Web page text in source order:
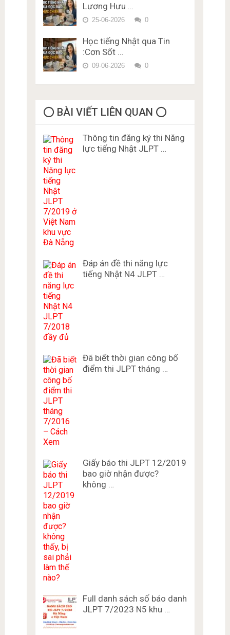
Lương Hưu …
25-06-2026 0
Học tiếng Nhật qua Tin
:Cơn Sốt …
09-06-2026 0
⭕️ BÀI VIẾT LIÊN QUAN ⭕️
Thông tin đăng ký thi Năng
lực tiếng Nhật JLPT …
Đáp án đề thi năng lực
tiếng Nhật N4 JLPT …
Đã biết thời gian công bố
điểm thi JLPT tháng …
Giấy báo thi JLPT 12/2019
bao giờ nhận được?
không …
Full danh sách số báo danh
JLPT 7/2023 N5 khu …